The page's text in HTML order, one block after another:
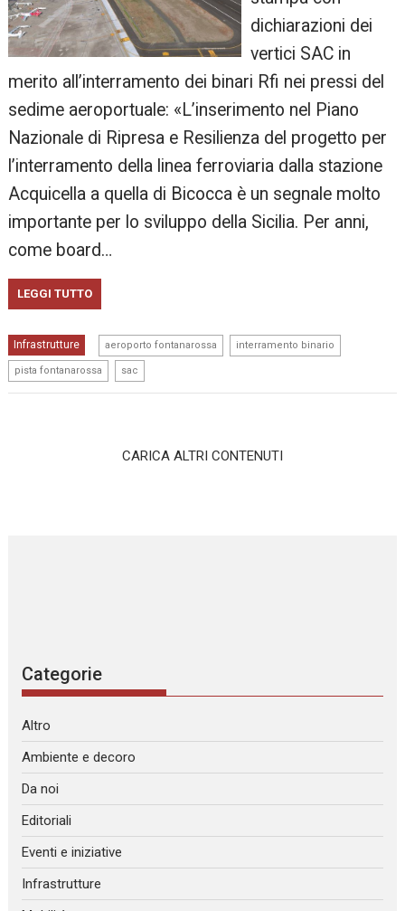
dichiarazioni dei
vertici SAC in
merito all’interramento dei binari Rfi nei pressi del
sedime aeroportuale: «L’inserimento nel Piano
Nazionale di Ripresa e Resilienza del progetto per
l’interramento della linea ferroviaria dalla stazione
Acquicella a quella di Bicocca è un segnale molto
importante per lo sviluppo della Sicilia. Per anni,
come board…
LEGGI TUTTO
Infrastrutture aeroporto fontanarossa interramento binario
pista fontanarossa sac
CARICA ALTRI CONTENUTI
Categorie
Altro
Ambiente e decoro
Da noi
Editoriali
Eventi e iniziative
Infrastrutture